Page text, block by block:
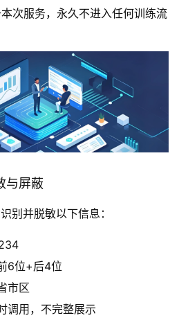
次服务，永久不进入任何训练流
与屏蔽
别并脱敏以下信息：
6位+后4位
市区
调用，不完整展示